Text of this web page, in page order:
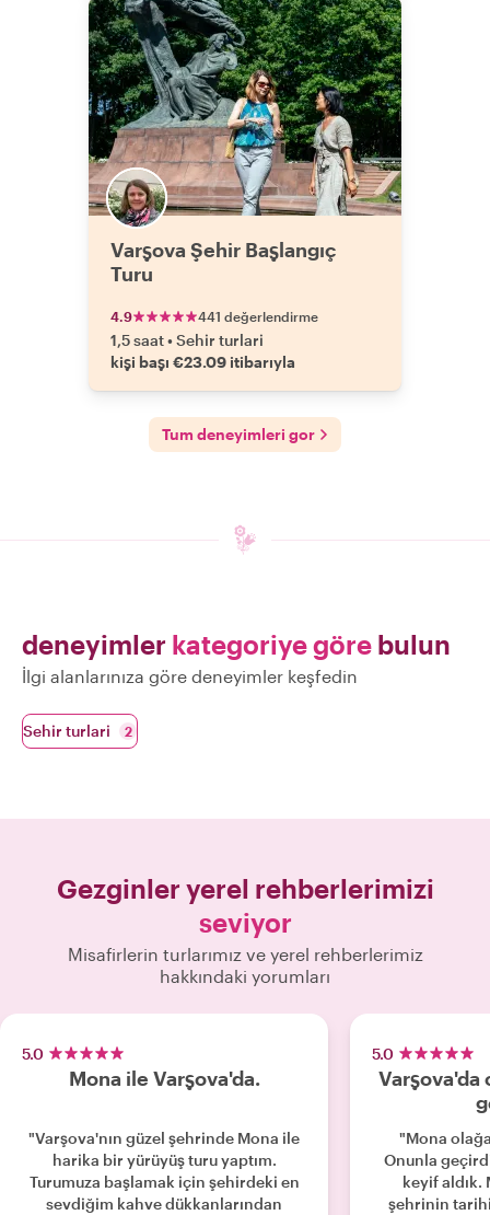
Varşova Şehir Başlangıç
Turu
4.9 441 değerlendirme
1,5 saat•Sehir turlari
kişi başı €23.09 itibarıyla
Tum deneyimleri gor
deneyimler kategoriye göre bulun
İlgi alanlarınıza göre deneyimler keşfedin
Sehir turlari 2
Gezginler yerel rehberlerimizi
seviyor
Misafirlerin turlarımız ve yerel rehberlerimiz
hakkındaki yorumları
5.0
Mona ile Varşova'da.
"Varşova'nın güzel şehrinde Mona ile
harika bir yürüyüş turu yaptım.
Turumuza başlamak için şehirdeki en
sevdiğim kahve dükkanlarından
5.0
Varşova'da
"Mona
Onunla
keyif aldık.
şehrinin